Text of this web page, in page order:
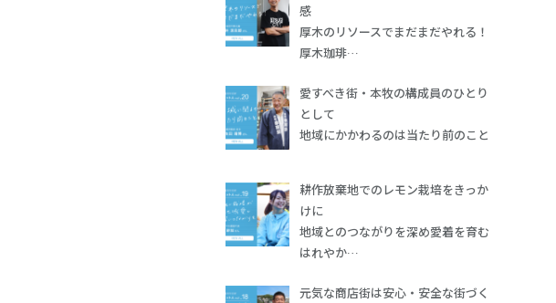
感
厚木のリソースでまだまだやれる！
厚木珈琲…
愛すべき街・本牧の構成員のひとり
として
地域にかかわるのは当たり前のこと
耕作放棄地でのレモン栽培をきっか
けに
地域とのつながりを深め愛着を育む
はれやか…
元気な商店街は安心・安全な街づく